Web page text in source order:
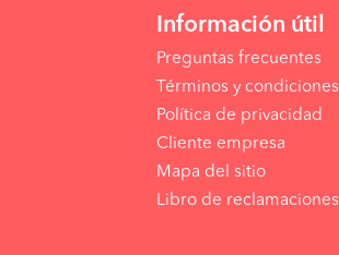
Información útil
Preguntas frecuentes
Términos y condiciones
Política de privacidad
Cliente empresa
Mapa del sitio
Libro de reclamaciones